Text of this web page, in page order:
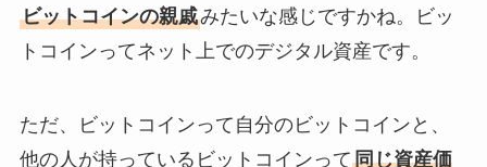
ビットコインの親戚みたいな感じですかね。ビッ
トコインってネット上でのデジタル資産です。
ただ、ビットコインって自分のビットコインと、
他の人が持っているビットコインって同じ資産価